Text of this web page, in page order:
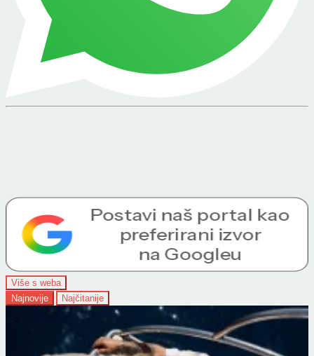
Više s weba
Najnovije
Najčitanije